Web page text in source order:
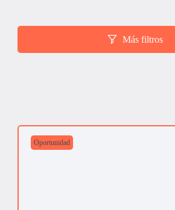
Más filtros
Oportunidad